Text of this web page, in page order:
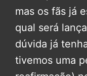
mas os fãs já
qual será
dúvida já
tivemos uma